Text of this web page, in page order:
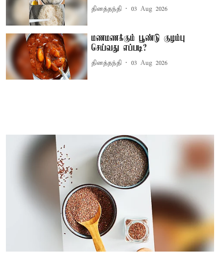
தினத்தந்தி 03 Aug 2026
மணமணக்கும் பூண்டு குழம்பு
செய்வது எப்படி?
தினத்தந்தி 03 Aug 2026